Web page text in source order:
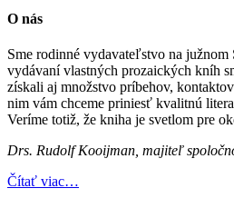
O nás
Sme rodinné vydavateľstvo na južnom
vydávaní vlastných prozaických kníh
získali aj množstvo príbehov,
nim vám chceme priniesť kvalitnú
Veríme totiž, že kniha je svetlom pre
Drs. Rudolf Kooijman, majiteľ
Čítať viac…